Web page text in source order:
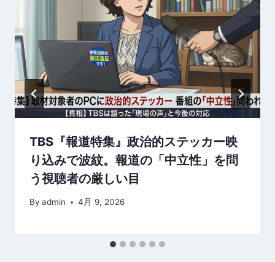
TBS『報道特集』政治的ステッカー映
り込みで波紋。報道の「中立性」を問
う視聴者の厳しい目
By admin 4月 9, 2026